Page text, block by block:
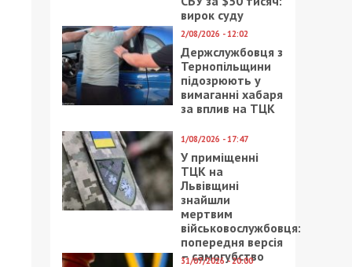
вирок суду
2/08/2026 - 12:02
Держслужбовця з
Тернопільщини
підозрюють у
вимаганні хабаря
за вплив на ТЦК
1/08/2026 - 17:47
У приміщенні
ТЦК на
Львівщині
знайшли
мертвим
військовослужбовця:
попередня версія
– самогубство
31/07/2026 - 20:00